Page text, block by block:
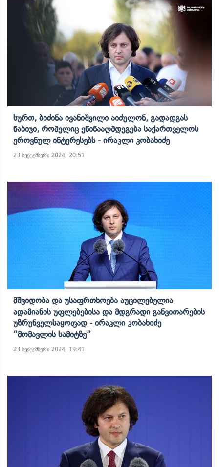
Სურთ, Ბიძინა Ივანიშვილი Აიძულონ, Გადადგას
Ნაბიჯი, Რომელიც Ეწინააღმდეგება Საქართველოს
Ეროვნულ Ინტერესებს - Ირაკლი Კობახიძე
23 სექტემბერი 2024, 20:51
Მშვიდობა Და Უსაფრთხოება Აუცილებელია
Ადამიანის Უფლებებისა Და Მდგრადი Განვითარების
Უზრუნველსაყოფად - Ირაკლი Კობახიძე
“მომავლის Სამიტზე”
23 სექტემბერი 2024, 19:41